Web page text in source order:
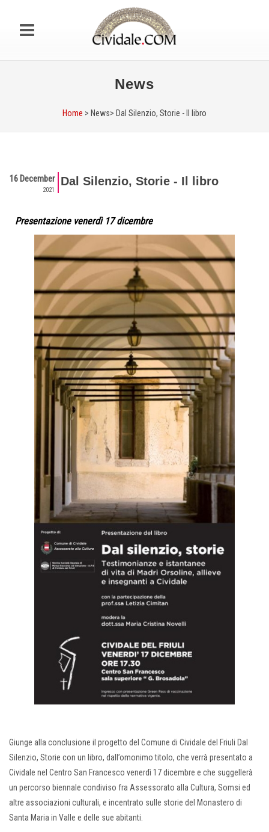
News
Home > News> Dal Silenzio, Storie - Il libro
16 December
2021
Dal Silenzio, Storie - Il libro
Presentazione venerdì 17 dicembre
Giunge alla conclusione il progetto del Comune di Cividale del Friuli Dal
Silenzio, Storie con un libro, dall’omonimo titolo, che verrà presentato a
Cividale nel Centro San Francesco venerdì 17 dicembre e che suggellerà
un percorso biennale condiviso fra Assessorato alla Cultura, Somsi ed
altre associazioni culturali, e incentrato sulle storie del Monastero di
Santa Maria in Valle e delle sue abitanti.